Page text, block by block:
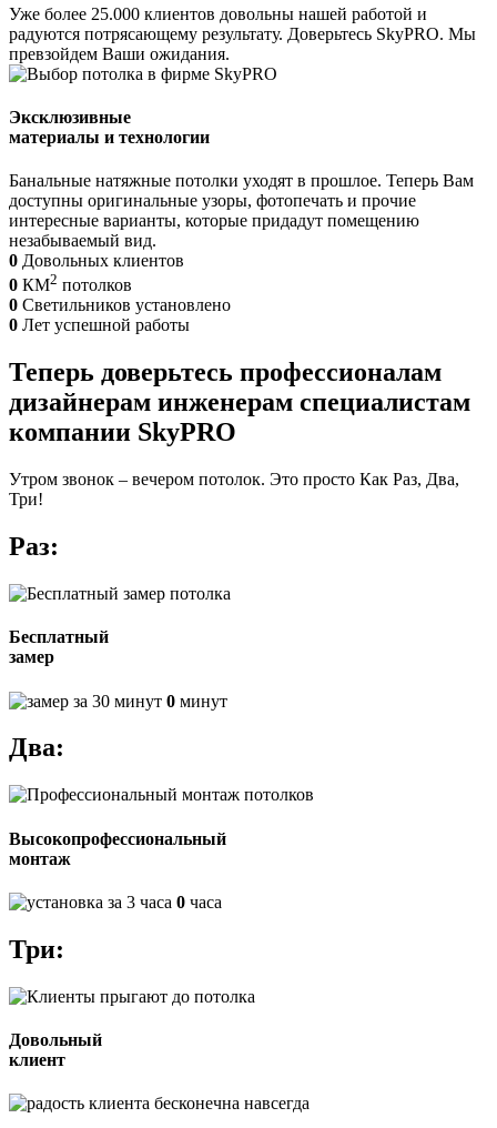
Уже более 25.000 клиентов довольны нашей работой и
радуются потрясающему результату. Доверьтесь SkyPRO. Мы
превзойдем Ваши ожидания.
Эксклюзивные
материалы и технологии
Банальные натяжные потолки уходят в прошлое. Теперь Вам
доступны оригинальные узоры, фотопечать и прочие
интересные варианты, которые придадут помещению
незабываемый вид.
0 Довольных клиентов
0 КМ2 потолков
0 Светильников установлено
0 Лет успешной работы
Теперь доверьтесь профессионалам
дизайнерам инженерам специалистам
компании SkyPRO
Утром звонок – вечером потолок. Это просто Как Раз, Два,
Три!
Раз:
Бесплатный
замер
0 минут
Два:
Высокопрофессиональный
монтаж
0 часа
Три:
Довольный
клиент
навсегда